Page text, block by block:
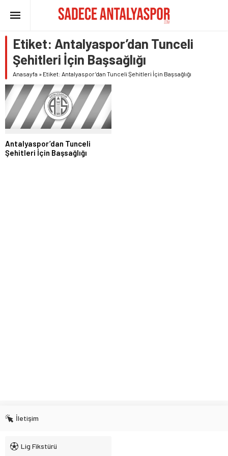
Etiket: Antalyaspor’dan Tunceli
Şehitleri İçin Başsağlığı
Anasayfa » Etiket: Antalyaspor’dan Tunceli Şehitleri İçin Başsağlığı
Antalyaspor’dan Tunceli
Şehitleri İçin Başsağlığı
İletişim
Lig Fikstürü